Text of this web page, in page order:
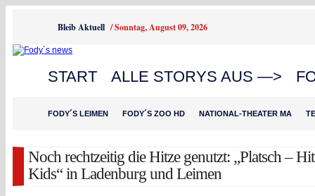
Bleib Aktuell /Sonntag, August 09, 2026
START ALLE STORYS AUS —>
FODY´S LEIMEN FODY´S ZOO HD NATIONAL-THEATER MA
Noch rechtzeitig die Hitze genutzt: „Platsch –
Kids“ in Ladenburg und Leimen